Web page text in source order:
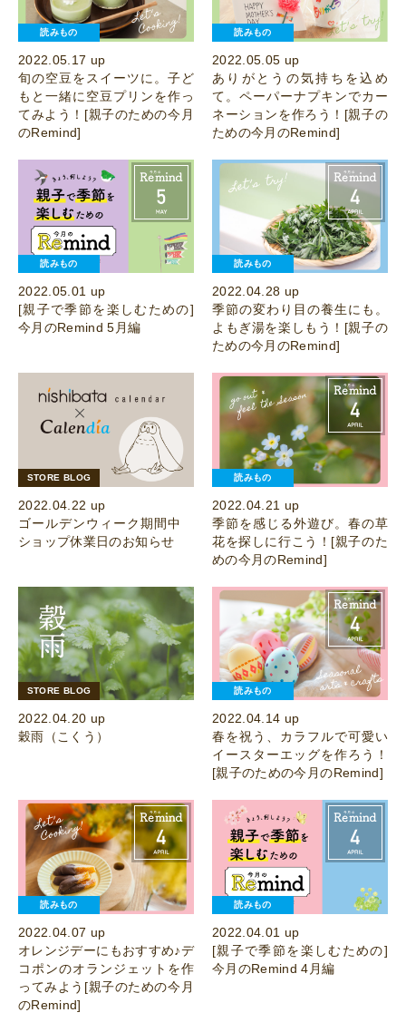
読みもの
2022.05.17 up
旬の空豆をスイーツに。子ど
もと一緒に空豆プリンを作っ
てみよう！[親子のための今月
のRemind]
読みもの
2022.05.05 up
ありがとうの気持ちを込め
て。ペーパーナプキンでカー
ネーションを作ろう！[親子の
ための今月のRemind]
読みもの
2022.05.01 up
[親子で季節を楽しむための]
今月のRemind 5月編
読みもの
2022.04.28 up
季節の変わり目の養生にも。
よもぎ湯を楽しもう！[親子の
ための今月のRemind]
STORE BLOG
2022.04.22 up
ゴールデンウィーク期間中
ショップ休業日のお知らせ
読みもの
2022.04.21 up
季節を感じる外遊び。春の草
花を探しに行こう！[親子のた
めの今月のRemind]
STORE BLOG
2022.04.20 up
穀雨（こくう）
読みもの
2022.04.14 up
春を祝う、カラフルで可愛い
イースターエッグを作ろう！
[親子のための今月のRemind]
読みもの
2022.04.07 up
オレンジデーにもおすすめ♪デ
コポンのオランジェットを作
ってみよう[親子のための今月
のRemind]
読みもの
2022.04.01 up
[親子で季節を楽しむための]
今月のRemind 4月編